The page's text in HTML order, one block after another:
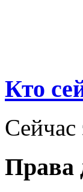
Кто
Сейчас
Права